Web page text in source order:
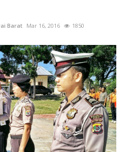
Barat Mar 16, 2016 1850